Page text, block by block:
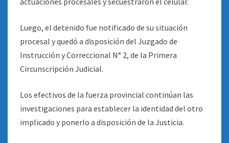
Luego, el detenido fue notificado de su situación
procesal y quedó a disposición del Juzgado de
Instrucción y Correccional N° 2, de la Primera
Circunscripción Judicial.
Los efectivos de la fuerza provincial continúan las
investigaciones para establecer la identidad del otro
implicado y ponerlo a disposición de la Justicia.